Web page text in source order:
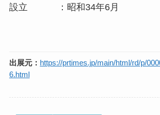
設立 ：昭和34年6月
出展元： https://prtimes.jp/main/html/rd/p/
6.html